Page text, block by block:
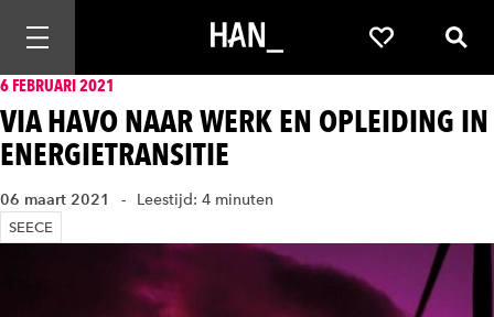
Mobiele navigatie openen Favorieten
6 FEBRUARI 2021
VIA HAVO NAAR WERK EN OPLEIDING IN
ENERGIETRANSITIE
06 maart 2021 Leestijd: 4 minuten
SEECE